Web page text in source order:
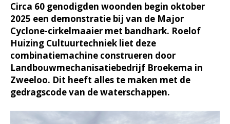
Circa 60 genodigden woonden begin oktober
2025 een demonstratie bij van de Major
Cyclone-cirkelmaaier met bandhark. Roelof
Huizing Cultuurtechniek liet deze
combinatiemachine construeren door
Landbouwmechanisatiebedrijf Broekema in
Zweeloo. Dit heeft alles te maken met de
gedragscode van de waterschappen.